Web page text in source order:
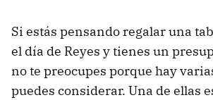
Si estás pensando regalar una
el día de Reyes y tienes un
no te preocupes porque hay
puedes considerar. Una de ellas